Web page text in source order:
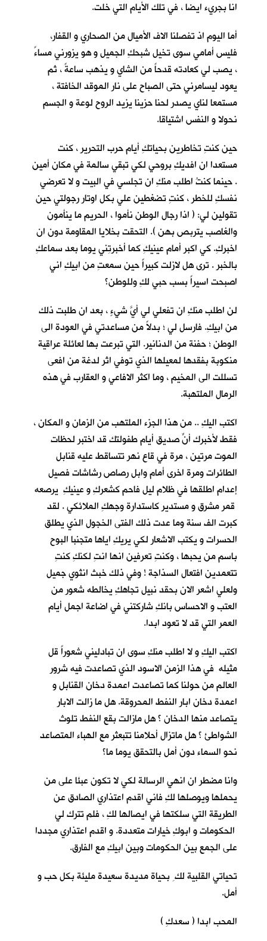
انا بجريء ايضا ، في تلك الأيام التي خلت.
أما اليوم اذ تفصلنا الاف الأميال من الصحاري و القفار،
فليس أمامي سوى تخيل شبحكِ الجميل و هو يزورني مساءً
، يصب لي كعادته قدحاً من الشاي و يذهب ساعةً ، ثم
يعود ليسامرني حتى الصباح على نار الموقد الخافتة ،
مستمعا لناي يصدر لحنا حزينا يزيد الروح لوعة و الجسم
نحولا و النفس اشتياقا.
حين كنتِ تخاطرين بحياتكِ أيام حرب التحرير ، كنت
مستعدا ان افديكِ بروحي لكي تبقي سالمة في مكان أمين
. حينما كنتُ اطلب منكِ ان تجلسي في البيت و لا تعرضي
نفسكِ للخطر ، كنتِ تضغطين علي بكل اوتار رجولتي حين
تقولين لي: ( اذا رجال الوطن نأموا ، الحريم ما ينأمون
والغاصب يتربص بهن ). التحقت بخلايا المقاومة دون ان
اخبركِ. كي اكبر أمام عينيكِ كما أخبرتِني يوما بعد سماعكِ
بالخبر . ترى هل لازلت كبيراً حين سمعتِ من ابيكِ اني
اصبحت اسيراً بسب حبي لكِ وللوطن؟
لن اطلب منكِ ان تفعلي لي أيَّ شيءٍ ، بعد ان طلبت ذلك
من ابيكِ. فارسل لي ؛ بدلاً من مساعدتي في العودة الى
الوطن ؛ حفنة من الدنانير. التي تبرعت بها لعائلة عراقية
منكوبة بفقدها لمعيلها الذي توفي اثر لدغة من افعى
تسللت الى المخيم ، وما اكثر الافاعي و العقارب في هذه
الرمال الملتهبة.
اكتب اليكِ .. من هذا الجزء الملتهب من الزمان و المكان ،
فقط لأخبرك أنّ صديق أيام طفولتكِ قد اختبر لحظات
الموت مرتين ، مرة في قاع نهر تتساقط عليه قنابل
الطائرات ومرة اخرى أمام وابل رصاص رشاشات فصيل
إعدام اطلقها في ظلام ليل فاحم كشعركِ و عينيكِ يرصعه
قمر مشرق و مستدير كاستدارة وجهكِ الملائكي . لقد
كبرت الف سنة وما عدت ذلك الفتى الخجول الذي يطلق
الحسرات و يكتب الاشعار لكي يريكِ اياها متجنبا البوح
باسم من يحبها ، وكنتِ تعرفين انها انتِ لكنكِ كنتِ
تتعمدين افتعال السذاجة ! وفي ذلك خبث انثوي جميل
ولعلي اشعر الان بحقد نبيل تجاهكِ يخالطه شعور من
العتب و الاحساس بانكِ شاركتني في اضاعة اجمل أيام
العمر التي قد لا تعود ابدا.
اكتب اليكِ و لا اطلب منكِ سوى ان تبادليني شعوراً قل
مثيله في هذا الزمن الاسود الذي تصاعدت فيه شرور
العالم من حولنا كما تصاعدت اعمدة دخان القنابل و
اعمدة دخان ابار النفط المحروقة. هل ما زالت الابار
يتصاعد منها الدخان ؟ هل مازالت بقع النفط تلوث
الشواطئ ؟ هل ماتزال أحلامنا تتبعثر مع الهباء المتصاعد
نحو السماء دون أمل بالتحقق يوما ما؟
وانا مضطر ان انهي الرسالة لكي لا تكون عبئا على من
يحملها ويوصلها لكِ فاني اقدم اعتذاري الصادق عن
الطريقة التي سلكتها في ايصالها لكِ ، فلم تترك لي
الحكومات و ابوكِ خيارات متعددة. و اقدم اعتذاري مجددا
على الجمع بين الحكومات وبين ابيكِ مع الفارق.
تحياتي القلبية لك ِ بحياة مديدة سعيدة مليئة بكل حب و
أمل.
المحب ابدا ( سعدكِ )